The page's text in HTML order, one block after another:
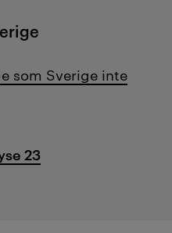
som Sverige inte
23